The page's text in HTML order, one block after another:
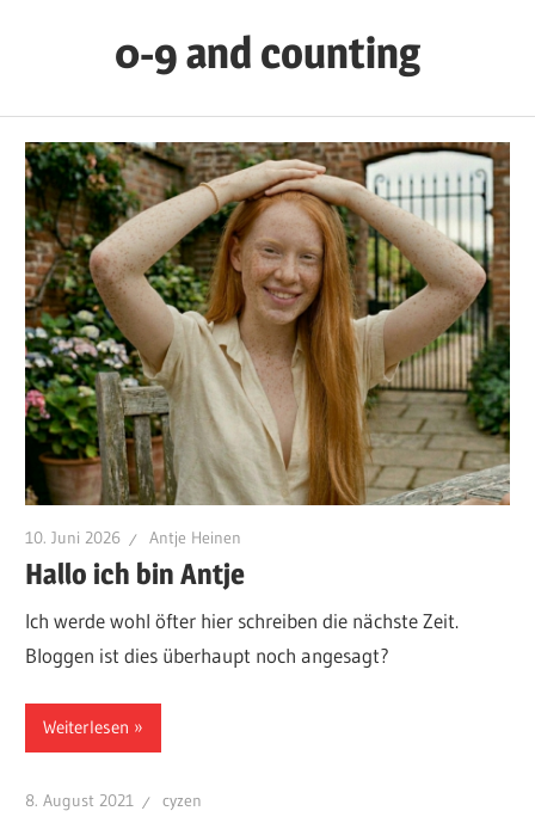
0-9 and counting
Nuncius
10. Juni 2026 Antje Heinen
Hallo ich bin Antje
Ich werde wohl öfter hier schreiben die nächste Zeit.
Bloggen ist dies überhaupt noch angesagt?
Weiterlesen
8. August 2021 cyzen